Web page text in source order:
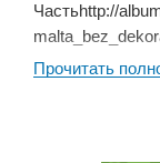
Частьhttp://
Всемирного
Прочитать